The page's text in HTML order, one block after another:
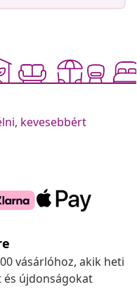
kevesebbért
vásárlóhoz, akik heti
és újdonságokat